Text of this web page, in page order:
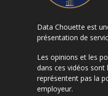
Data Chouette est
présentation de
Les opinions et les
dans ces vidéos sont
représentent pas la
employeur.